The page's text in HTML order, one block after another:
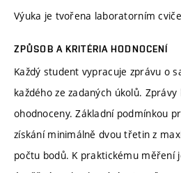
Výuka je tvořena laboratorním
ZPŮSOB A KRITÉRIA HODNOCENÍ
Každý student vypracuje zprávu o
každého ze zadaných úkolů.
ohodnoceny. Základní podmínkou
získání minimálně dvou třetin z
počtu bodů. K praktickému měření